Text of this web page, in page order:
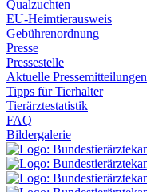
Qualzuchten
EU-Heimtierausweis
Gebührenordnung
Presse
Pressestelle
Aktuelle Pressemitteilungen
Tipps für Tierhalter
Tierärztestatistik
FAQ
Bildergalerie